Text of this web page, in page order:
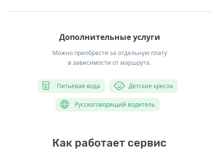
Дополнительные услуги
Можно приобрести за отдельную плату
в зависимости от маршрута.
Питьевая вода Детские кресла
Русскоговорящий водитель
Как работает сервис